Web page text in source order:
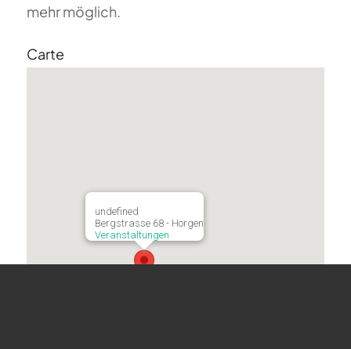
mehr möglich.
Carte
undefined
Bergstrasse 68 - Horgen
Veranstaltungen